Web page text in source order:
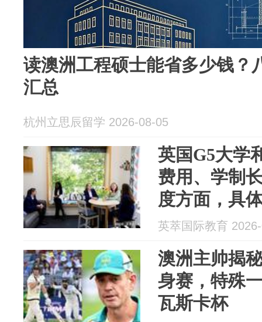
读澳洲工程硕士能省多少钱？
汇总
杭州立思辰留学 2026-08-05
英国G5大学
费用、学制
度方面，具
英萃国际教育
澳洲主帅揭
身赛，特殊
瓦斯卡杯